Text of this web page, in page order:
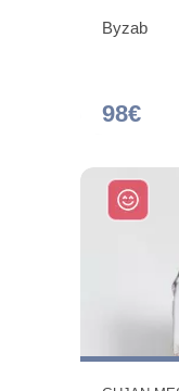
Byzab
98€